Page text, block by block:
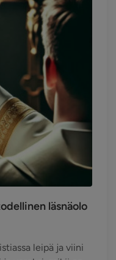
läsnäolo
leipä ja viini